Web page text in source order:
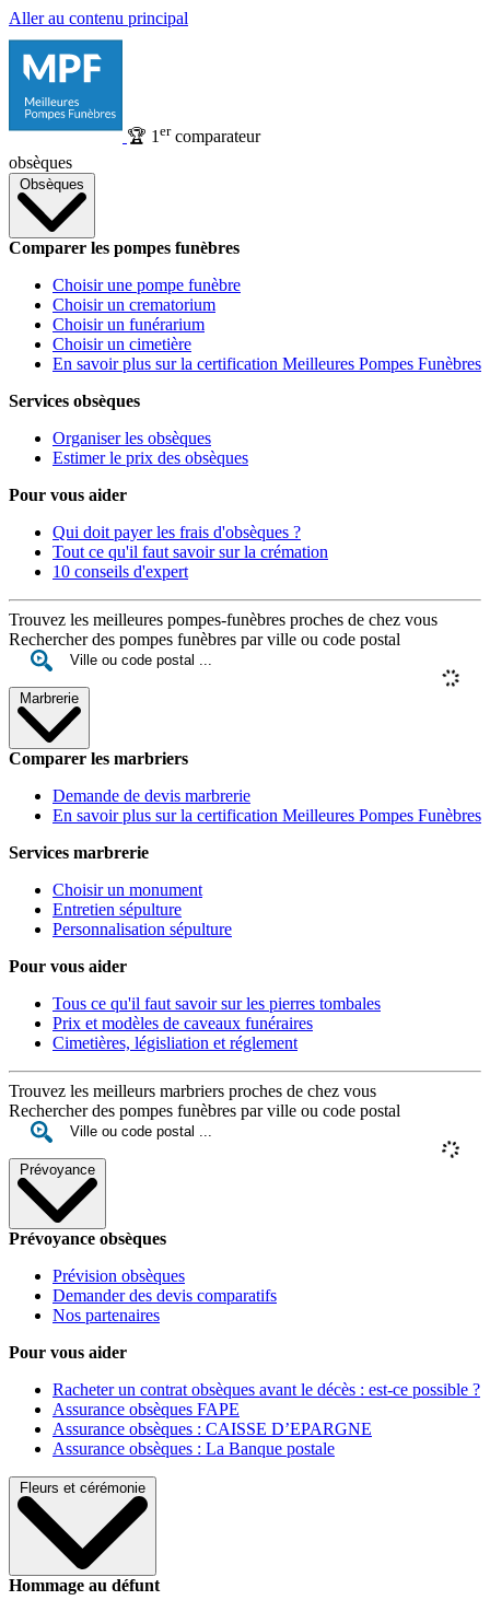
Aller au contenu principal
🏆 1 ercomparateur
obsèques
Obsèques
Comparer les pompes funèbres
Choisir une pompe funèbre
Choisir un crematorium
Choisir un funérarium
Choisir un cimetière
En savoir plus sur la certification Meilleures Pompes Funèbres
Services obsèques
Organiser les obsèques
Estimer le prix des obsèques
Pour vous aider
Qui doit payer les frais d'obsèques ?
Tout ce qu'il faut savoir sur la crémation
10 conseils d'expert
Trouvez les meilleures pompes-funèbres proches de chez vous
Rechercher des pompes funèbres par ville ou code postal
Marbrerie
Comparer les marbriers
Demande de devis marbrerie
En savoir plus sur la certification Meilleures Pompes Funèbres
Services marbrerie
Choisir un monument
Entretien sépulture
Personnalisation sépulture
Pour vous aider
Tous ce qu'il faut savoir sur les pierres tombales
Prix et modèles de caveaux funéraires
Cimetières, législiation et réglement
Trouvez les meilleurs marbriers proches de chez vous
Rechercher des pompes funèbres par ville ou code postal
Prévoyance
Prévoyance obsèques
Prévision obsèques
Demander des devis comparatifs
Nos partenaires
Pour vous aider
Racheter un contrat obsèques avant le décès : est-ce possible ?
Assurance obsèques FAPE
Assurance obsèques : CAISSE D’EPARGNE
Assurance obsèques : La Banque postale
Fleurs et cérémonie
Hommage au défunt